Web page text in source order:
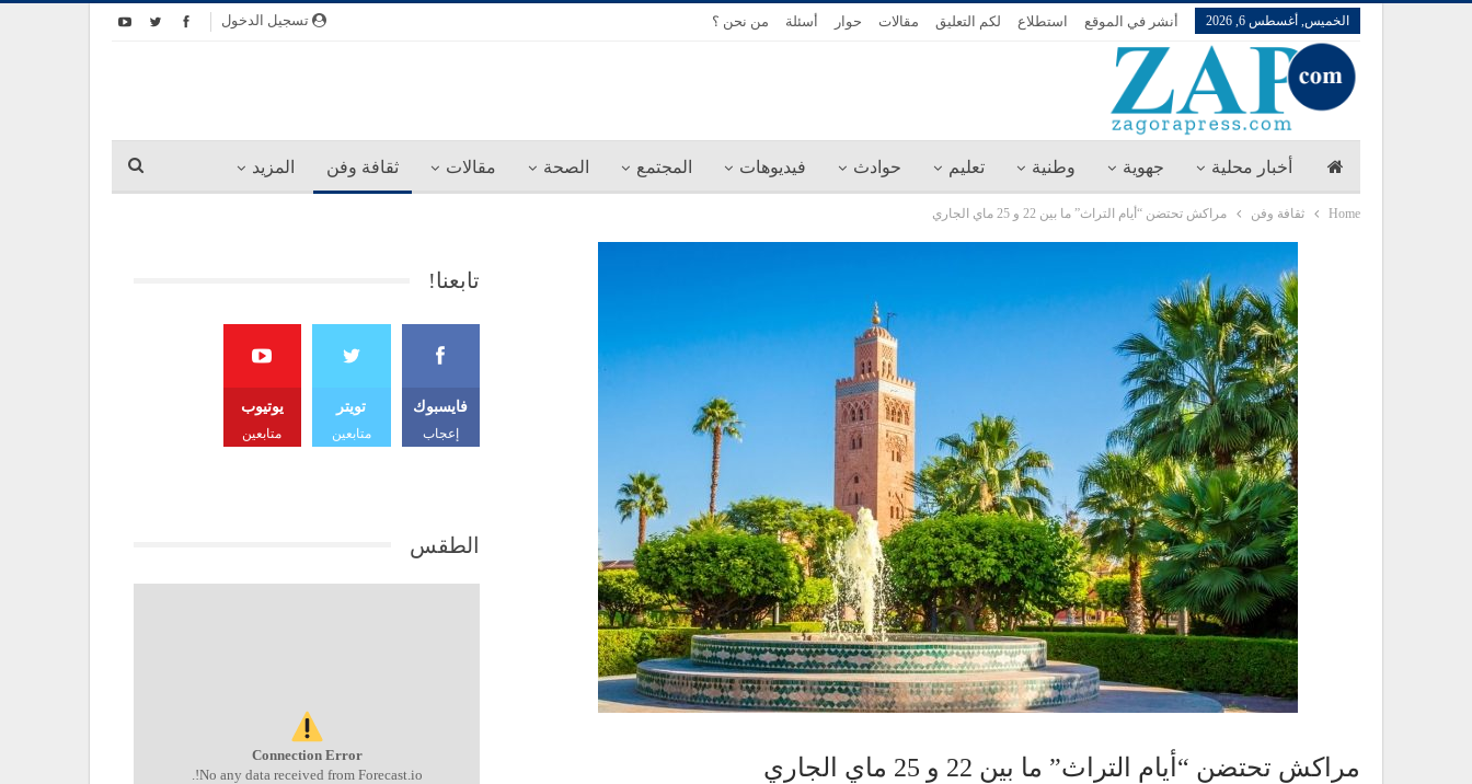
تسجيل الدخول الخميس, أغسطس 6, 2026 أنشر في الموقع استطلاع لكم التعليق مقالات حوار أسئلة من نحن ؟
أخبار محلية جهوية وطنية تعليم حوادث فيديوهات المجتمع الصحة مقالات ثقافة وفن المزيد
Home ثقافة وفن مراكش تحتضن “أيام التراث” ما بين 22 و 25 ماي الجاري
مراكش تحتضن “أيام التراث” ما بين 22 و 25 ماي الجاري
تابعنا!
فايسبوك
إعجاب
تويتر
متابعين
يوتيوب
متابعين
الطقس
Connection Error
No any data received from Forecast.io!.